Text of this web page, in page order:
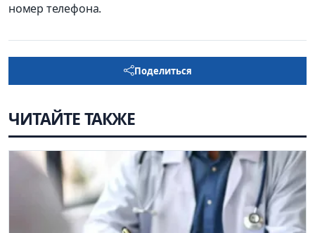
номер телефона.
Поделиться
ЧИТАЙТЕ ТАКЖЕ